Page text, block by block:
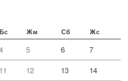
Бс Жм Сб Жс
5 6 7
11 12 13 14